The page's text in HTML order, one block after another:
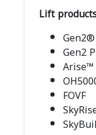
Lift
Gen2®
Gen2
Arise™
FOVF